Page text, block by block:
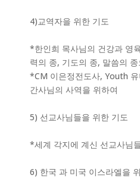
4)교역자을 위한 기도
*한인희 목사님의 건강과 영
력의 종, 기도의 종, 말씀의
*CM 이은정전도사, Youth
간사님의 사역을 위하여
5) 선교사님들을 위한 기도
*세계 각지에 계신 선교사님
6) 한국 과 미국 이스라엘을